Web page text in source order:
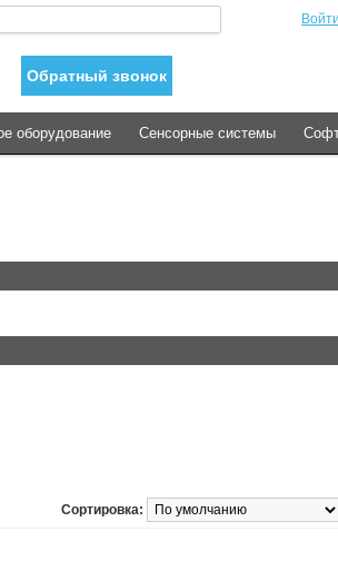
Обратный звонок
Войти
оборудование Сенсорные системы
Сортировка: